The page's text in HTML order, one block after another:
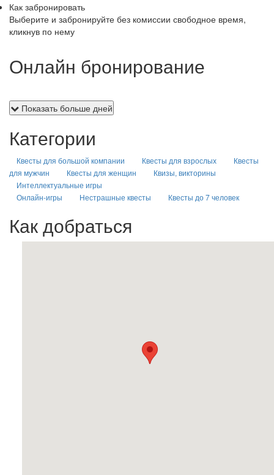
Как забронировать
Выберите и забронируйте без комиссии свободное время,
кликнув по нему
Онлайн бронирование
Показать больше дней
Категории
Квесты для большой компании Квесты для взрослых
Квесты
для мужчин
Квесты для женщин
Квизы, викторины
Интеллектуальные игры
Онлайн-игры
Нестрашные квесты Квесты до 7 человек
Как добраться